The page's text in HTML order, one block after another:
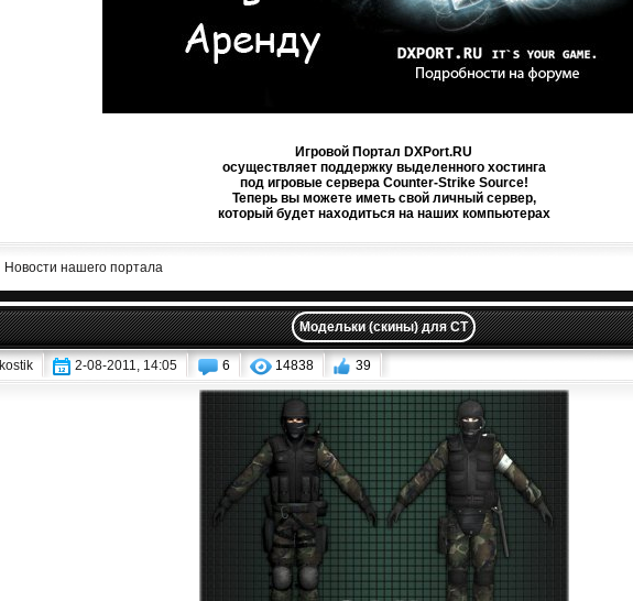
Игровой Портал DXPort.RU
осуществляет поддержку выделенного хостинга
под игровые сервера Counter-Strike Source!
Теперь вы можете иметь свой личный сервер,
который будет находиться на наших компьютерах
Новости нашего портала
Модельки (скины) для CT
kostik 2-08-2011, 14:05 6 14838 39